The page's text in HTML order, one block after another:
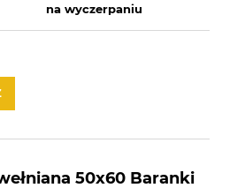
na wyczerpaniu
50x60 Baranki